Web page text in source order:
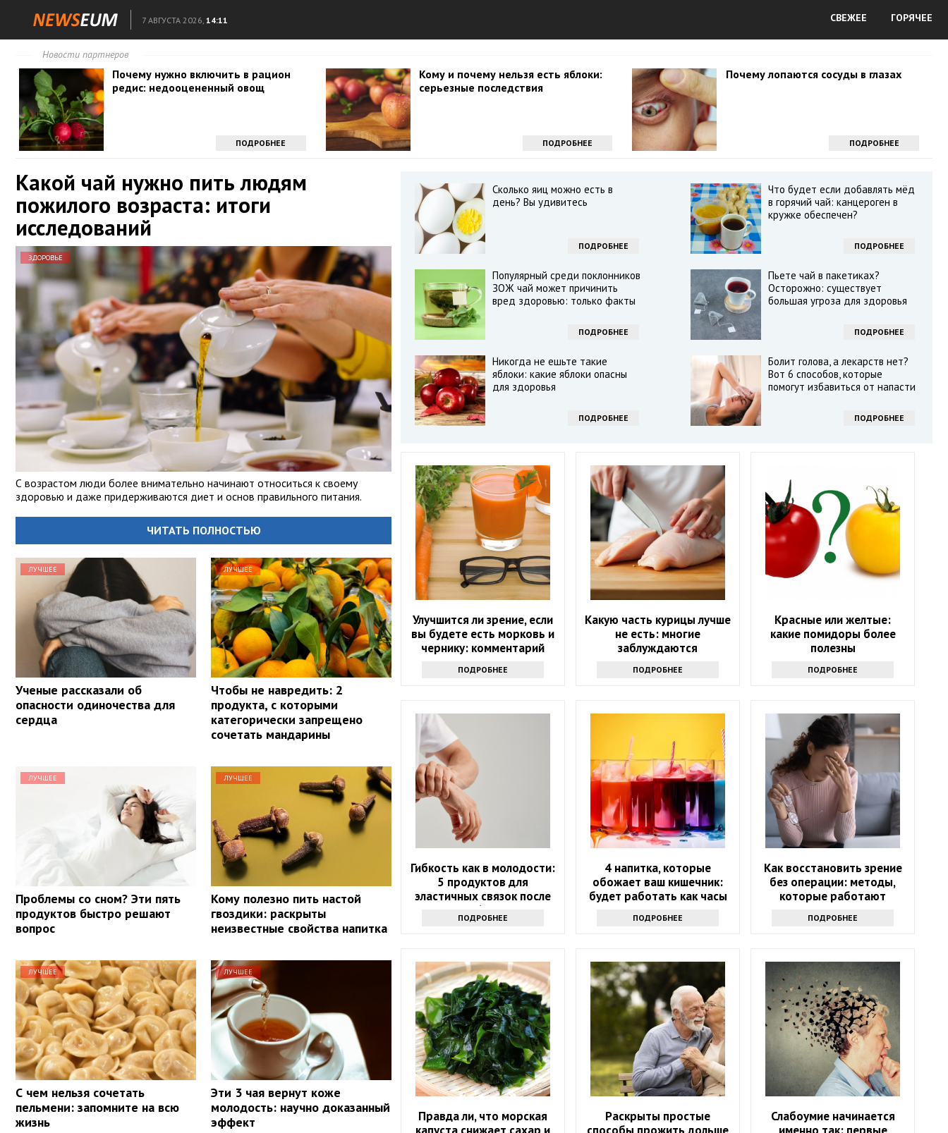
7 АВГУСТА 2026, 14:11 СВЕЖЕЕ ГОРЯЧЕЕ
Новости партнеров
Почему нужно включить в рацион
редис: недооцененный овощ
ПОДРОБНЕЕ
Кому и почему нельзя есть яблоки:
серьезные последствия
ПОДРОБНЕЕ
Почему лопаются сосуды в глазах
ПОДРОБНЕЕ
Какой чай нужно пить людям
пожилого возраста: итоги
исследований
ЗДОРОВЬЕ
С возрастом люди более внимательно начинают относиться к своему
здоровью и даже придерживаются диет и основ правильного питания.
ЧИТАТЬ ПОЛНОСТЬЮ
ЛУЧШЕЕ
Ученые рассказали об
опасности одиночества для
сердца
ЛУЧШЕЕ
Чтобы не навредить: 2
продукта, с которыми
категорически запрещено
сочетать мандарины
ЛУЧШЕЕ
Проблемы со сном? Эти пять
продуктов быстро решают
вопрос
ЛУЧШЕЕ
Кому полезно пить настой
гвоздики: раскрыты
неизвестные свойства напитка
ЛУЧШЕЕ
С чем нельзя сочетать
пельмени: запомните на всю
жизнь
ЛУЧШЕЕ
Эти 3 чая вернут коже
молодость: научно доказанный
эффект
Сколько яиц можно есть в
день? Вы удивитесь
ПОДРОБНЕЕ
Что будет если добавлять мёд
в горячий чай: канцероген в
кружке обеспечен?
ПОДРОБНЕЕ
Популярный среди поклонников
ЗОЖ чай может причинить
вред здоровью: только факты
ПОДРОБНЕЕ
Пьете чай в пакетиках?
Осторожно: существует
большая угроза для здоровья
ПОДРОБНЕЕ
Никогда не ешьте такие
яблоки: какие яблоки опасны
для здоровья
ПОДРОБНЕЕ
Болит голова, а лекарств нет?
Вот 6 способов, которые
помогут избавиться от напасти
ПОДРОБНЕЕ
Улучшится ли зрение, если
вы будете есть морковь и
чернику: комментарий
ПОДРОБНЕЕ
Какую часть курицы лучше
не есть: многие
заблуждаются
ПОДРОБНЕЕ
Красные или желтые:
какие помидоры более
полезны
ПОДРОБНЕЕ
Гибкость как в молодости:
5 продуктов для
эластичных связок после
60
ПОДРОБНЕЕ
4 напитка, которые
обожает ваш кишечник:
будет работать как часы
ПОДРОБНЕЕ
Как восстановить зрение
без операции: методы,
которые работают
ПОДРОБНЕЕ
Правда ли, что морская
Раскрыты простые
Слабоумие начинается